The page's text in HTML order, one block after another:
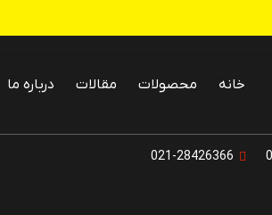
خانه محصولات مقالات درباره ما
021-28426366